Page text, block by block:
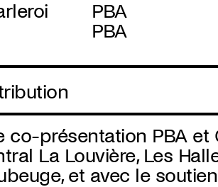
PBA
PBA
co-présentation PBA et
La Louvière, Les
et avec le